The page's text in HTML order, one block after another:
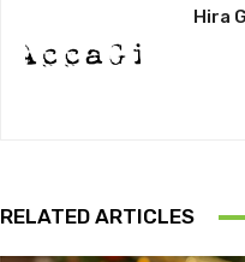
Hira
RELATED ARTICLES